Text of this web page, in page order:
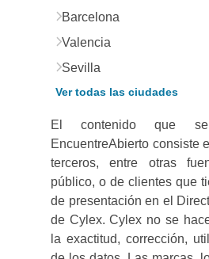
Barcelona
Valencia
Sevilla
Ver todas las ciudades
El contenido que
EncuentreAbierto consiste
terceros, entre otras
público, o de clientes que
de presentación en el
de Cylex. Cylex no se
la exactitud, corrección,